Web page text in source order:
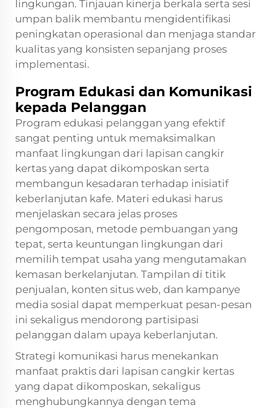
lingkungan. Tinjauan kinerja berkala serta sesi
umpan balik membantu mengidentifikasi
peningkatan operasional dan menjaga standar
kualitas yang konsisten sepanjang proses
implementasi.
Program Edukasi dan Komunikasi
kepada Pelanggan
Program edukasi pelanggan yang efektif
sangat penting untuk memaksimalkan
manfaat lingkungan dari lapisan cangkir
kertas yang dapat dikomposkan serta
membangun kesadaran terhadap inisiatif
keberlanjutan kafe. Materi edukasi harus
menjelaskan secara jelas proses
pengomposan, metode pembuangan yang
tepat, serta keuntungan lingkungan dari
memilih tempat usaha yang mengutamakan
kemasan berkelanjutan. Tampilan di titik
penjualan, konten situs web, dan kampanye
media sosial dapat memperkuat pesan-pesan
ini sekaligus mendorong partisipasi
pelanggan dalam upaya keberlanjutan.
Strategi komunikasi harus menekankan
manfaat praktis dari lapisan cangkir kertas
yang dapat dikomposkan, sekaligus
menghubungkannya dengan tema